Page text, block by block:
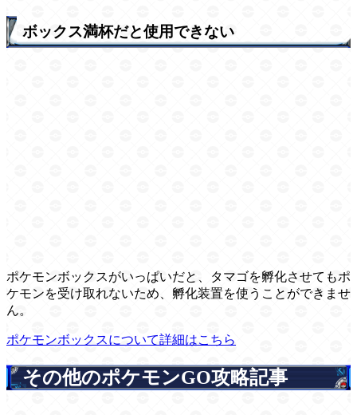
ボックス満杯だと使用できない
ポケモンボックスがいっぱいだと、タマゴを孵化させてもポ
ケモンを受け取れないため、孵化装置を使うことができませ
ん。
ポケモンボックスについて詳細はこちら
その他のポケモンGO攻略記事